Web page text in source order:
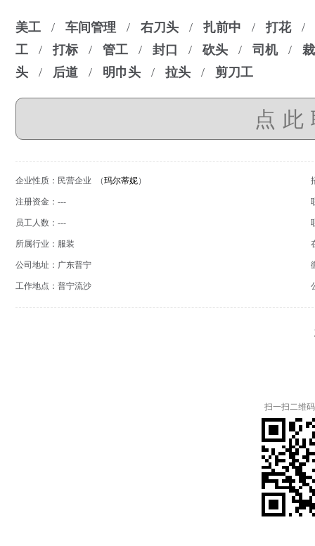
美工 / 车间管理 / 右刀头 / 扎前中 /打花/
工 /打标/ 管工 / 封口 / 砍头 / 司机/
头 / 后道 / 明巾头 / 拉头 / 剪刀工
点
企业性质：民营企业 （玛尔蒂妮）
注册资金：---
员工人数：---
所属行业：服装
公司地址：广东普宁
工作地点：普宁流沙
扫一扫二维